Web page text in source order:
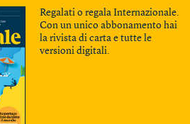
Regalati o regala Internazionale.
Con un unico abbonamento hai
la rivista di carta e tutte le
versioni digitali.